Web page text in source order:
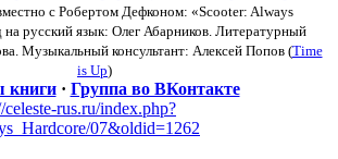
с Робертом Дефконом: «Scooter: Always
на русский язык: Олег Абарников. Литературный
Музыкальный консультант: Алексей Попов (Time
is Up)
книги· Группа во ВКонтакте
celeste-rus.ru/index.php?
07&oldid=1262